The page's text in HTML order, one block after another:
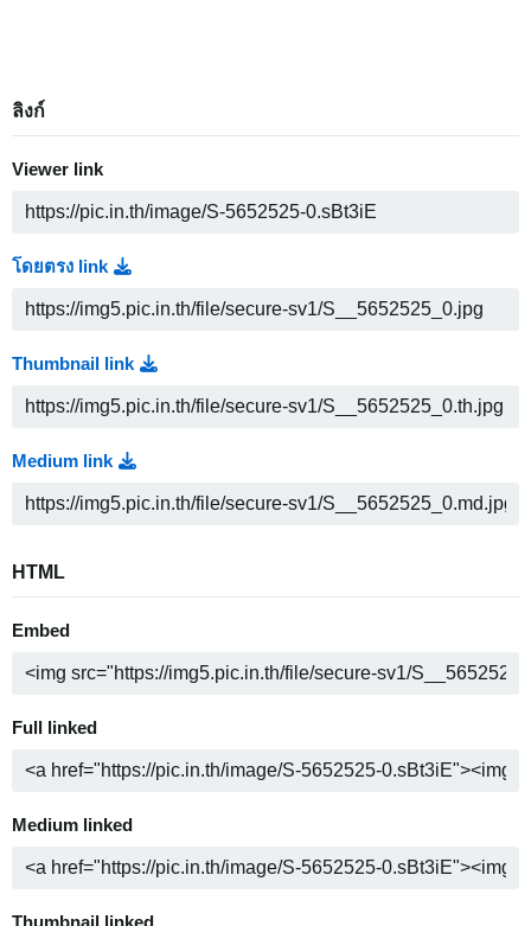
ลิงก์
Viewer link
โดยตรง link
Thumbnail link
Medium link
HTML
Embed
Full linked
Medium linked